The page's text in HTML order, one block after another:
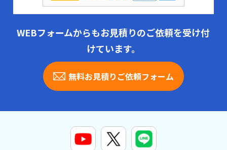
WEBフォームからもお見積りのご依頼を受け付
けています。
無料お見積りご依頼フォーム